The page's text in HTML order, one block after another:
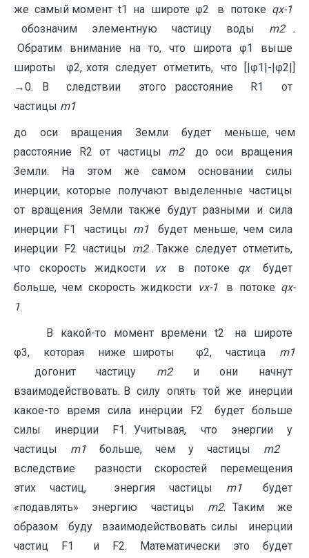
же самый момент t1 на широте φ2 в потоке qx-1
обозначим элементную частицу воды m2 .
Обратим внимание на то, что широта φ1 выше
широты φ2, хотя следует отметить, что [|φ1|-|φ2|]
→0. В следствии этого расстояние R1 от
частицы m1
до оси вращения Земли будет меньше, чем
расстояние R2 от частицы m2до оси вращения
Земли. На этом же самом основании силы
инерции, которые получают выделенные частицы
от вращения Земли также будут разными и сила
инерции F1 частицы m1
будет меньше, чем сила
инерции F2 частицы m2. Также следует отметить,
что скорость жидкости
vx в потоке qx
будет
больше, чем скорость жидкости vx-1 в потоке qx-
1.
В какой-то момент времени t2 на широте
φ3, которая ниже широты φ2, частица m1
догонит частицу m2и они начнут
взаимодействовать. В силу опять той же инерции
какое-то время сила инерции F2 будет больше
силы инерции F1. Учитывая, что энергии у
частицы m1 больше, чем у частицы m2
вследствие разности скоростей перемещения
этих частиц, энергия частицы m1
будет
«подавлять» энергию частицы m2. Таким же
образом буду взаимодействовать силы инерции
частиц F1 и F2. Математически это будет